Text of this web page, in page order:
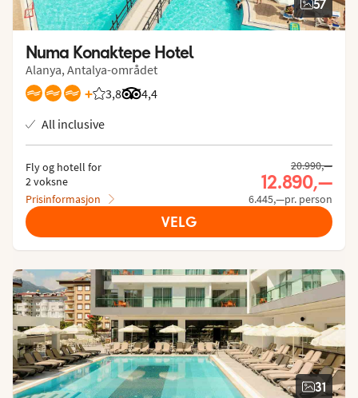
57
Numa Konaktepe Hotel
Alanya, Antalya-området
+ 3,8
Vurdering fra Vings gjester: 3.839/5
4,4
Vurdering fra Tripadvisor: 4.4 of 5
All inclusive
Fly og hotell for
2 voksne
Prisinformasjon
20.990,—
12.890,—
6.445,—pr. person
VELG
31